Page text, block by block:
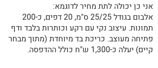
אני כן יכולה לתת מחיר לדוגמא:
אלבום בגודל 25/25 ס"מ, 20 דפים, כ-200
תמונות. עיצוב נקי עם רקע וכותרות בלבד ודף
פתיחה מעוצב. כריכת בד מיוחדת (מתוך מבחר
קיים) יעלה כ-1,300 ש"ח כולל ההדפסה.